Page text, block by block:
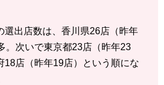
選出店数は、香川県26店（昨年
。次いで東京都23店（昨年23
18店（昨年19店）という順にな